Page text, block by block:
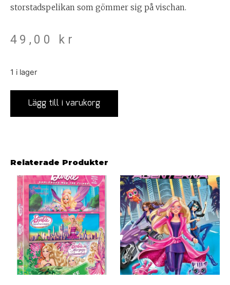
storstadspelikan som gömmer sig på vischan.
49,00 kr
1 i lager
Lägg till i varukorg
Relaterade Produkter